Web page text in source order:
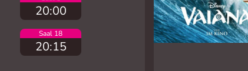
20:00
Saal 18
20:15